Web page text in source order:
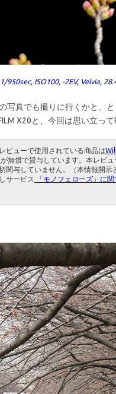
950sec, ISO100, -2EV, Velvia,
写真でも撮りに行くかと、
X20と、今回は思い立って
ビューで使用されている商品は
が無償で貸与しています。本レビ
関与していません。（本情報開
サービス
「モノフェローズ」に